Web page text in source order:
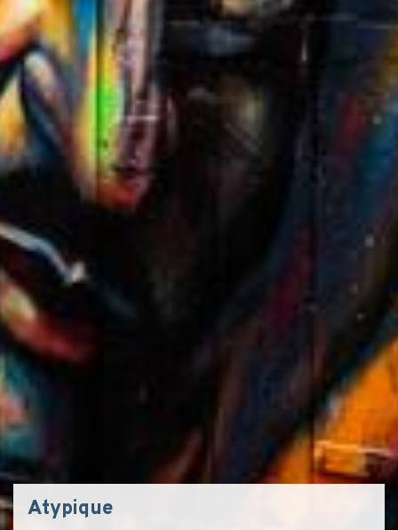
Atypique